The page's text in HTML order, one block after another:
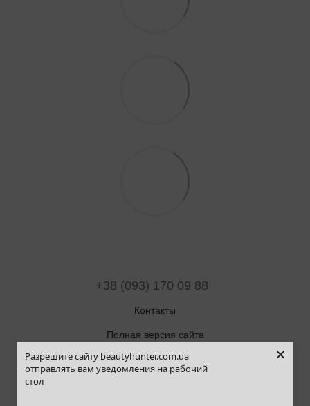
Разрешите сайту beautyhunter.com.ua
отправлять вам уведомления на рабочий
стол
×
+38 (093) 170 09 88
Контакты
Полная версия сайта
Карта сайта